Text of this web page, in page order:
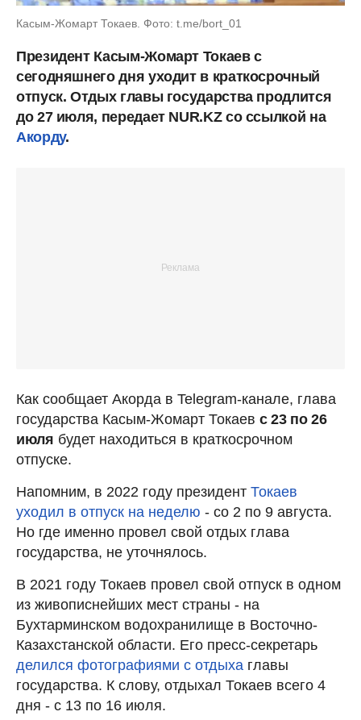
Касым-Жомарт Токаев. Фото: t.me/bort_01
Президент Касым-Жомарт Токаев с
сегодняшнего дня уходит в краткосрочный
отпуск. Отдых главы государства продлится
до 27 июля, передает NUR.KZ со ссылкой на
Акорду.
Как сообщает Акорда в Telegram-канале, глава
государства Касым-Жомарт Токаев с 23 по 26
июля будет находиться в краткосрочном
отпуске.
Напомним, в 2022 году президент Токаев
уходил в отпуск на неделю - со 2 по 9 августа.
Но где именно провел свой отдых глава
государства, не уточнялось.
В 2021 году Токаев провел свой отпуск в одном
из живописнейших мест страны - на
Бухтарминском водохранилище в Восточно-
Казахстанской области. Его пресс-секретарь
делился фотографиями с отдыха главы
государства. К слову, отдыхал Токаев всего 4
дня - с 13 по 16 июля.